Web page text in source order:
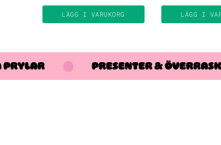
LÄGG I VARUKORG LÄGG I
PRYLAR PRESENTER &